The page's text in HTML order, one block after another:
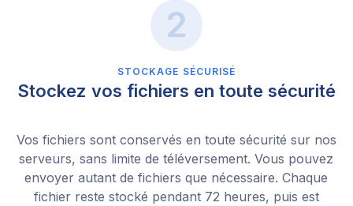
STOCKAGE SÉCURISÉ
Stockez vos fichiers en toute sécurité
Vos fichiers sont conservés en toute sécurité sur nos
serveurs, sans limite de téléversement. Vous pouvez
envoyer autant de fichiers que nécessaire. Chaque
fichier reste stocké pendant 72 heures, puis est